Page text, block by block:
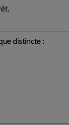
distincte :